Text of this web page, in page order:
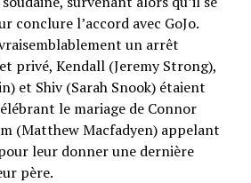
conclure l’accord avec GoJo.
un arrêt
privé, Kendall (Jeremy Strong),
et Shiv (Sarah Snook) étaient
le mariage de Connor
(Matthew Macfadyen) appelant
leur donner une dernière
père.